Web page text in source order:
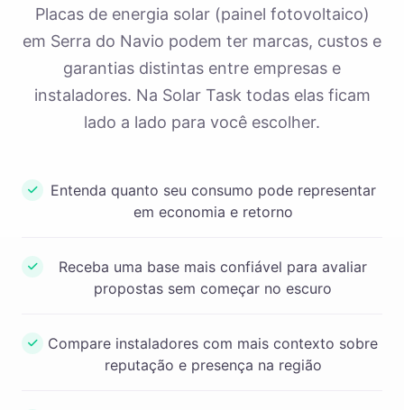
Placas de energia solar (painel fotovoltaico)
em Serra do Navio podem ter marcas, custos e
garantias distintas entre empresas e
instaladores. Na Solar Task todas elas ficam
lado a lado para você escolher.
Entenda quanto seu consumo pode representar
em economia e retorno
Receba uma base mais confiável para avaliar
propostas sem começar no escuro
Compare instaladores com mais contexto sobre
reputação e presença na região